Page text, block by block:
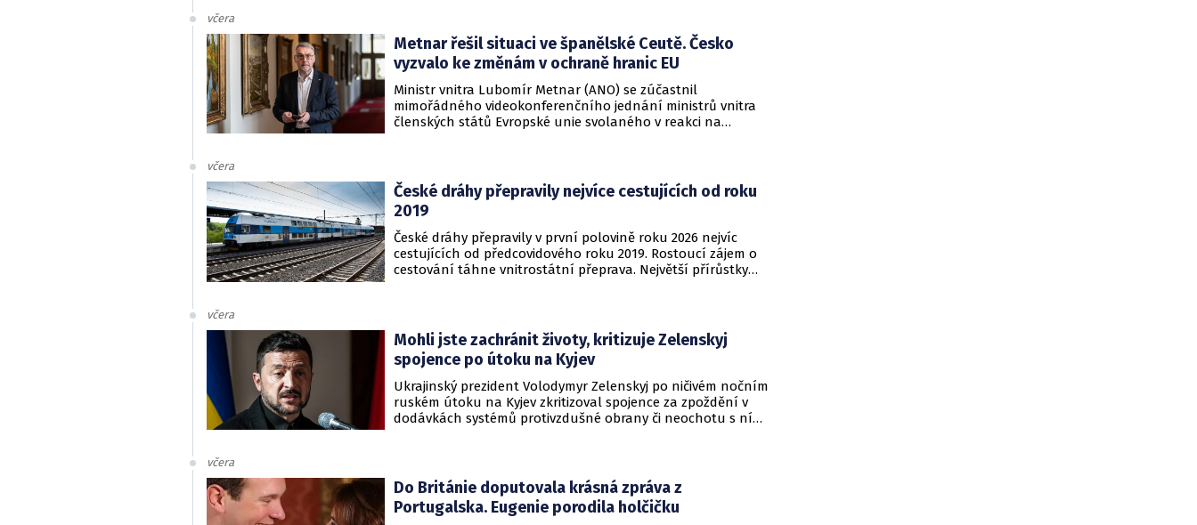
včera
Metnar řešil situaci ve španělské Ceutě. Česko
vyzvalo ke změnám v ochraně hranic EU
Ministr vnitra Lubomír Metnar (ANO) se zúčastnil
mimořádného videokonferenčního jednání ministrů vnitra
členských států Evropské unie svolaného v reakci na
včera
České dráhy přepravily nejvíce cestujících od roku
2019
České dráhy přepravily v první polovině roku 2026 nejvíc
cestujících od předcovidového roku 2019. Rostoucí zájem o
cestování táhne vnitrostátní přeprava. Největší přírůstky
individuálním motorismem.
včera
Mohli jste zachránit životy, kritizuje Zelenskyj
spojence po útoku na Kyjev
Ukrajinský prezident Volodymyr Zelenskyj po ničivém nočním
ruském útoku na Kyjev zkritizoval spojence za zpoždění v
dodávkách systémů protivzdušné obrany či neochotu s ní
včera
Do Británie doputovala krásná zpráva z
Portugalska. Eugenie porodila holčičku